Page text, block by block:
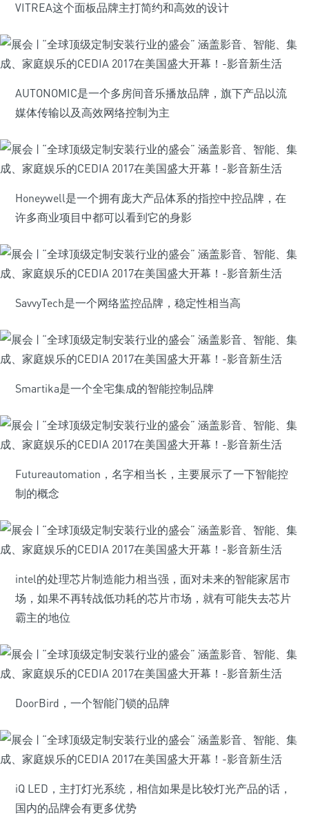
VITREA这个面板品牌主打简约和高效的设计
AUTONOMIC是一个多房间音乐播放品牌，旗下产品以流
媒体传输以及高效网络控制为主
Honeywell是一个拥有庞大产品体系的指控中控品牌，在
许多商业项目中都可以看到它的身影
SavvyTech是一个网络监控品牌，稳定性相当高
Smartika是一个全宅集成的智能控制品牌
Futureautomation，名字相当长，主要展示了一下智能控
制的概念
intel的处理芯片制造能力相当强，面对未来的智能家居市
场，如果不再转战低功耗的芯片市场，就有可能失去芯片
霸主的地位
DoorBird，一个智能门锁的品牌
iQ LED，主打灯光系统，相信如果是比较灯光产品的话，
国内的品牌会有更多优势